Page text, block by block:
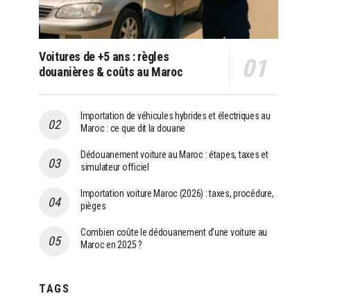
Voitures de +5 ans : règles
douanières & coûts au Maroc
Importation de véhicules hybrides et électriques au
Maroc : ce que dit la douane
Dédouanement voiture au Maroc : étapes, taxes et
simulateur officiel
Importation voiture Maroc (2026) : taxes, procédure,
pièges
Combien coûte le dédouanement d’une voiture au
Maroc en 2025 ?
TAGS